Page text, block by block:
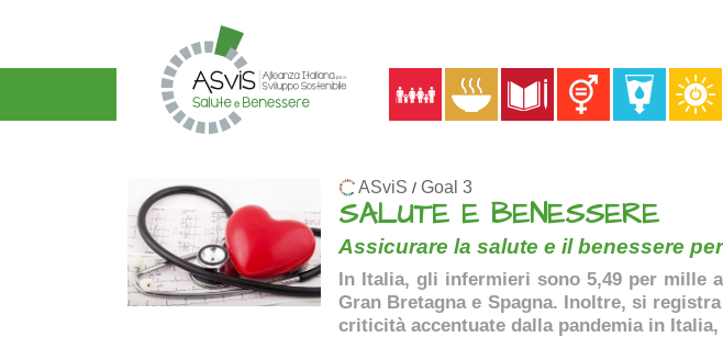
ASviS / Goal 3
SALUTE E BENESSERE
Assicurare la salute e il benessere
In Italia, gli infermieri sono 5,49 per mille
Gran Bretagna e Spagna. Inoltre, si
criticità accentuate dalla pandemia in Italia,